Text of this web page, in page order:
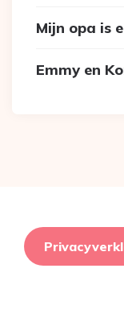
Mijn opa is
Emmy en